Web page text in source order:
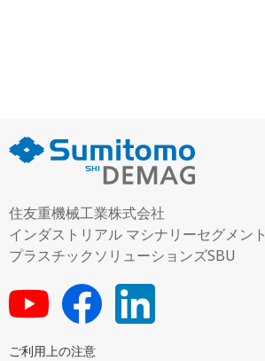
住友重機械工業株式会社
インダストリアル マシナリーセグメント
プラスチックソリューションズSBU
ご利用上の注意